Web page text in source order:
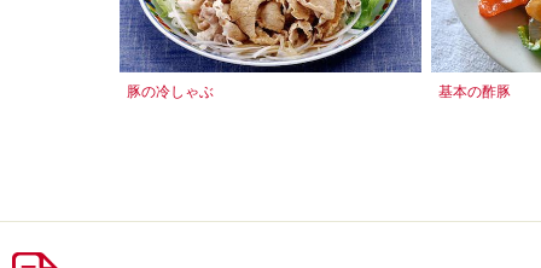
豚の冷しゃぶ 基本の酢豚